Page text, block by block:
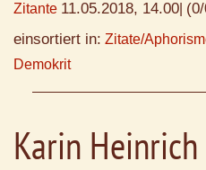
Zitante 11.05.2018, 14.00
einsortiert in: Zitate/
Demokrit
Karin Heinrich